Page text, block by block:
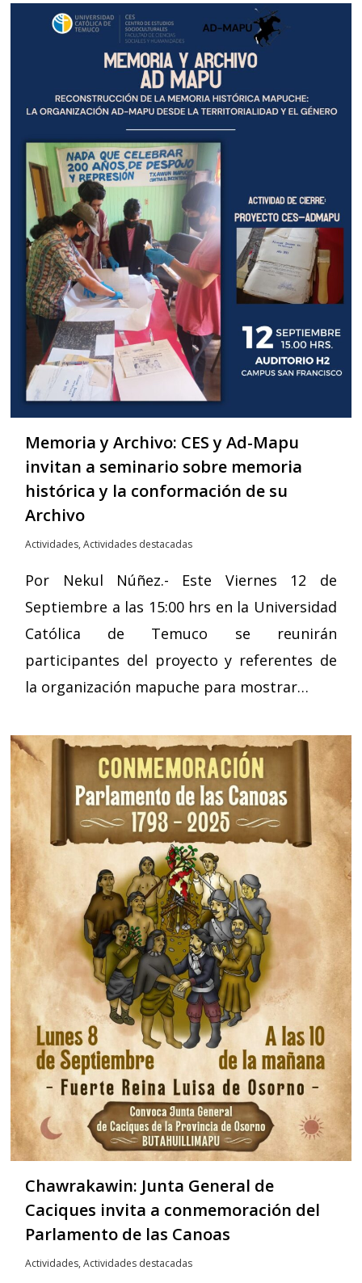
Memoria y Archivo: CES y Ad-Mapu
invitan a seminario sobre memoria
histórica y la conformación de su
Archivo
Actividades,Actividades destacadas
Por Nekul Núñez.- Este Viernes 12 de
Septiembre a las 15:00 hrs en la Universidad
Católica de Temuco se reunirán
participantes del proyecto y referentes de
la organización mapuche para mostrar…
Chawrakawin: Junta General de
Caciques invita a conmemoración del
Parlamento de las Canoas
Actividades,Actividades destacadas